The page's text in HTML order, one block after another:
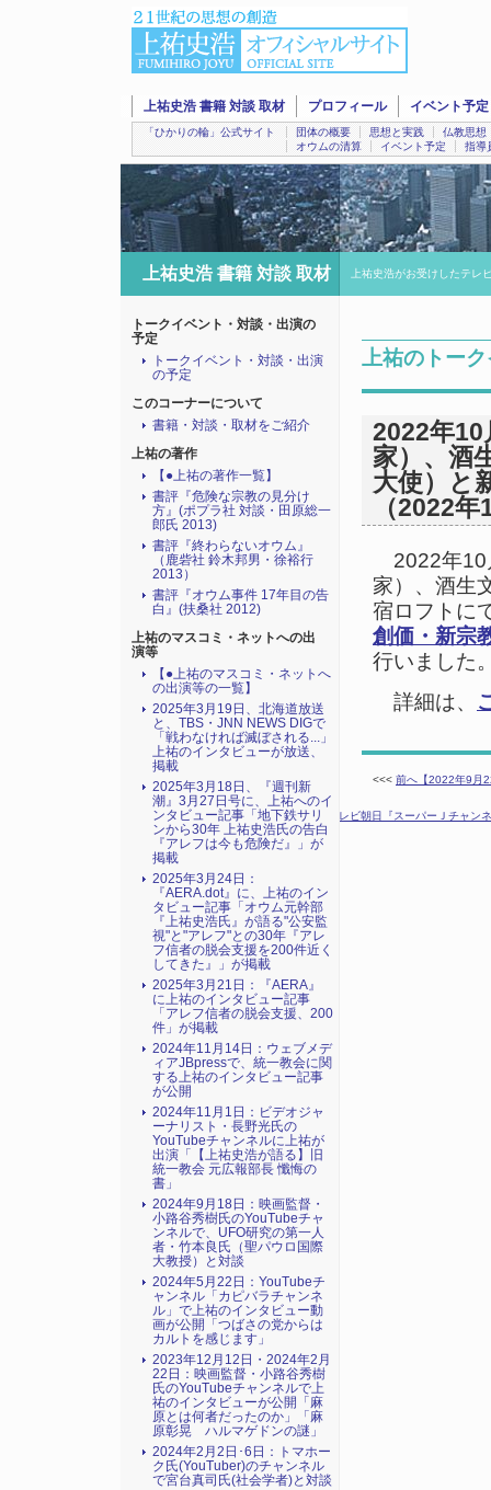
上祐史浩 書籍 対談 取材 プロフィール イベント予定
「ひかりの輪」公式サイト 団体の概要 思想と実践
仏教思想
オウムの清算
イベント予定 指導
上祐史浩 書籍 対談 取材 上祐史浩がお受けしたテレ
上祐のトー
2022年10
家）、酒
大使）と
（2022
2022年10
家）、酒生
宿ロフトに
創価・新宗
行いました
詳細は、
<<< 前へ【2022年9月
次へ【2022年10月20･21日：テレビ朝日『スーパーＪチャン
トークイベント・対談・出演の
予定
トークイベント・対談・出演
の予定
このコーナーについて
書籍・対談・取材をご紹介
上祐の著作
【●上祐の著作一覧】
書評『危険な宗教の見分け
方』(ポプラ社 対談・田原総一
郎氏 2013)
書評『終わらないオウム』
（鹿砦社 鈴木邦男・徐裕行
2013）
書評『オウム事件 17年目の告
白』(扶桑社 2012)
上祐のマスコミ・ネットへの出
演等
【●上祐のマスコミ・ネットへ
の出演等の一覧】
2025年3月19日、北海道放送
と、TBS・JNN NEWS DIGで
「戦わなければ滅ぼされる...」
上祐のインタビューが放送、
掲載
2025年3月18日、『週刊新
潮』3月27日号に、上祐へのイ
ンタビュー記事「地下鉄サリ
ンから30年 上祐史浩氏の告白
『アレフは今も危険だ』」が
掲載
2025年3月24日：
『AERA.dot』に、上祐のイン
タビュー記事「オウム元幹部
『上祐史浩氏』が語る"公安監
視"と"アレフ"との30年『アレ
フ信者の脱会支援を200件近く
してきた』」が掲載
2025年3月21日：『AERA』
に上祐のインタビュー記事
「アレフ信者の脱会支援、200
件」が掲載
2024年11月14日：ウェブメデ
ィアJBpressで、統一教会に関
する上祐のインタビュー記事
が公開
2024年11月1日：ビデオジャ
ーナリスト・長野光氏の
YouTubeチャンネルに上祐が
出演「【上祐史浩が語る】旧
統一教会 元広報部長 懺悔の
書」
2024年9月18日：映画監督・
小路谷秀樹氏のYouTubeチャ
ンネルで、UFO研究の第一人
者・竹本良氏（聖パウロ国際
大教授）と対談
2024年5月22日：YouTubeチ
ャンネル「カピバラチャンネ
ル」で上祐のインタビュー動
画が公開「つばさの党からは
カルトを感じます」
2023年12月12日・2024年2月
22日：映画監督・小路谷秀樹
氏のYouTubeチャンネルで上
祐のインタビューが公開「麻
原とは何者だったのか」「麻
原彰晃 ハルマゲドンの謎」
2024年2月2日･6日：トマホー
ク氏(YouTuber)のチャンネル
で宮台真司氏(社会学者)と対談